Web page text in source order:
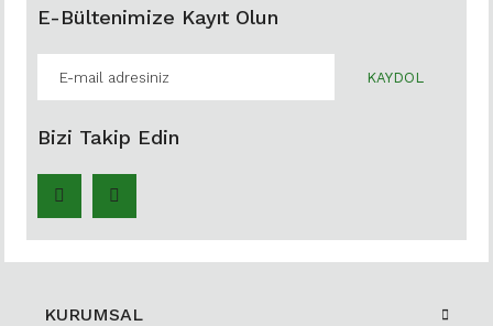
E-Bültenimize Kayıt Olun
KAYDOL
Bizi Takip Edin
KURUMSAL